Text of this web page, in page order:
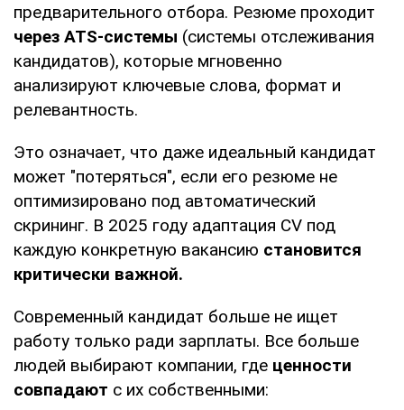
предварительного отбора. Резюме проходит
через ATS-системы (системы отслеживания
кандидатов), которые мгновенно
анализируют ключевые слова, формат и
релевантность.
Это означает, что даже идеальный кандидат
может "потеряться", если его резюме не
оптимизировано под автоматический
скрининг. В 2025 году адаптация CV под
каждую конкретную вакансию становится
критически важной.
Современный кандидат больше не ищет
работу только ради зарплаты. Все больше
людей выбирают компании, где ценности
совпадают с их собственными: